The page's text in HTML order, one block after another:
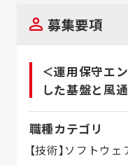
募集要項
＜運用保守エ
した基盤と風
職種カテゴリ
【技術】ソフトウ